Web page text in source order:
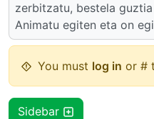
zerbitzatu, bestela
Animatu egiten eta on
You must log in or #
Sidebar